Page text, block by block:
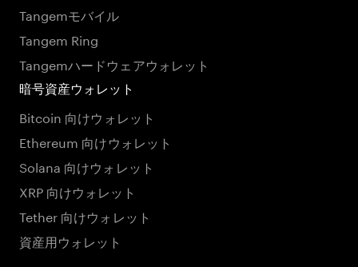
Tangemモバイル
Tangem Ring
Tangemハードウェアウォレット
暗号資産ウォレット
Bitcoin 向けウォレット
Ethereum 向けウォレット
Solana 向けウォレット
XRP 向けウォレット
Tether 向けウォレット
資産用ウォレット